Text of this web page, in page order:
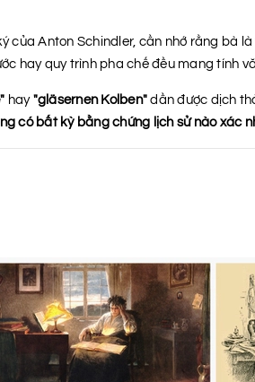
của Anton Schindler, cần nhớ rằng bà là
hay quy trình pha chế đều mang tính
hay "gläsernen Kolben" dần được dịch
có bất kỳ bằng chứng lịch sử nào xác